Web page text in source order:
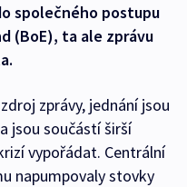
společného postupu
(BoE), ta ale zprávu
zprávy, jednání jsou
jsou součástí širší
vypořádat. Centrální
napumpovaly stovky